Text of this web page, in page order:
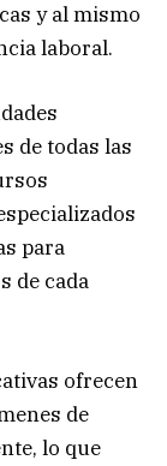
y al mismo
laboral.
de todas las
para
de cada
ofrecen
de
lo que